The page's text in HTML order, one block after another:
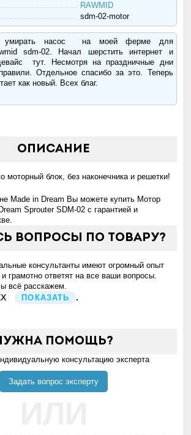
RAWMID
sdm-02-motor
умирать насос на моей ферме для
sdm-02. Начал шерстить интернет и
тут. Несмотря на праздничные дни
Отдельное спасибо за это. Теперь
как новый. Всех благ.
Описание
моторный блок, без наконечника и решетки!
Made in Dream Вы можете купить Мотор
Sprouter SDM-02 с гарантией и
вопросы по товару?
консультанты имеют огромный опыт
грамотно ответят на все ваши вопросы.
всё расскажем.
ПОКАЗАТЬ .
помощь?
консультацию эксперта
Задать вопрос эксперту